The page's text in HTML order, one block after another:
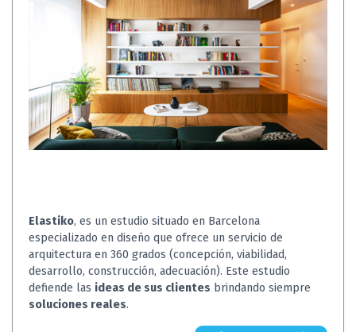
Elastiko, es un estudio situado en Barcelona
especializado en diseño que ofrece un servicio de
arquitectura en 360 grados (concepción, viabilidad,
desarrollo, construcción, adecuación). Este estudio
defiende las ideas de sus clientes brindando siempre
soluciones reales.